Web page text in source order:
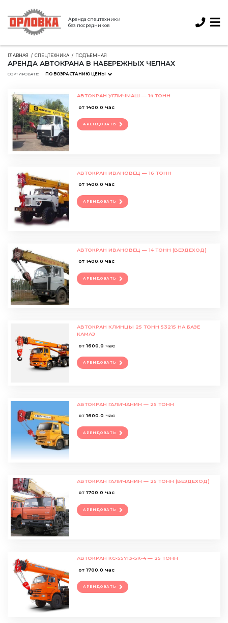
Аренда спецтехники
без посредников
ГЛАВНАЯ СПЕЦТЕХНИКА ПОДЪЕМНАЯ
АРЕНДА АВТОКРАНА В НАБЕРЕЖНЫХ ЧЕЛНАХ
СОРТИРОВАТЬ: ПО ВОЗРАСТАНИЮ ЦЕНЫ
АВТОКРАН УГЛИЧМАШ — 14 ТОНН
от 1400.0 час
АРЕНДОВАТЬ
АВТОКРАН ИВАНОВЕЦ — 16 ТОНН
от 1400.0 час
АРЕНДОВАТЬ
АВТОКРАН ИВАНОВЕЦ — 14 ТОНН (ВЕЗДЕХОД)
от 1400.0 час
АРЕНДОВАТЬ
АВТОКРАН КЛИНЦЫ 25 ТОНН 53215 НА БАЗЕ
КАМАЗ
от 1600.0 час
АРЕНДОВАТЬ
АВТОКРАН ГАЛИЧАНИН — 25 ТОНН
от 1600.0 час
АРЕНДОВАТЬ
АВТОКРАН ГАЛИЧАНИН — 25 ТОНН (ВЕЗДЕХОД)
от 1700.0 час
АРЕНДОВАТЬ
АВТОКРАН КС-55713-5К-4 — 25 ТОНН
от 1700.0 час
АРЕНДОВАТЬ